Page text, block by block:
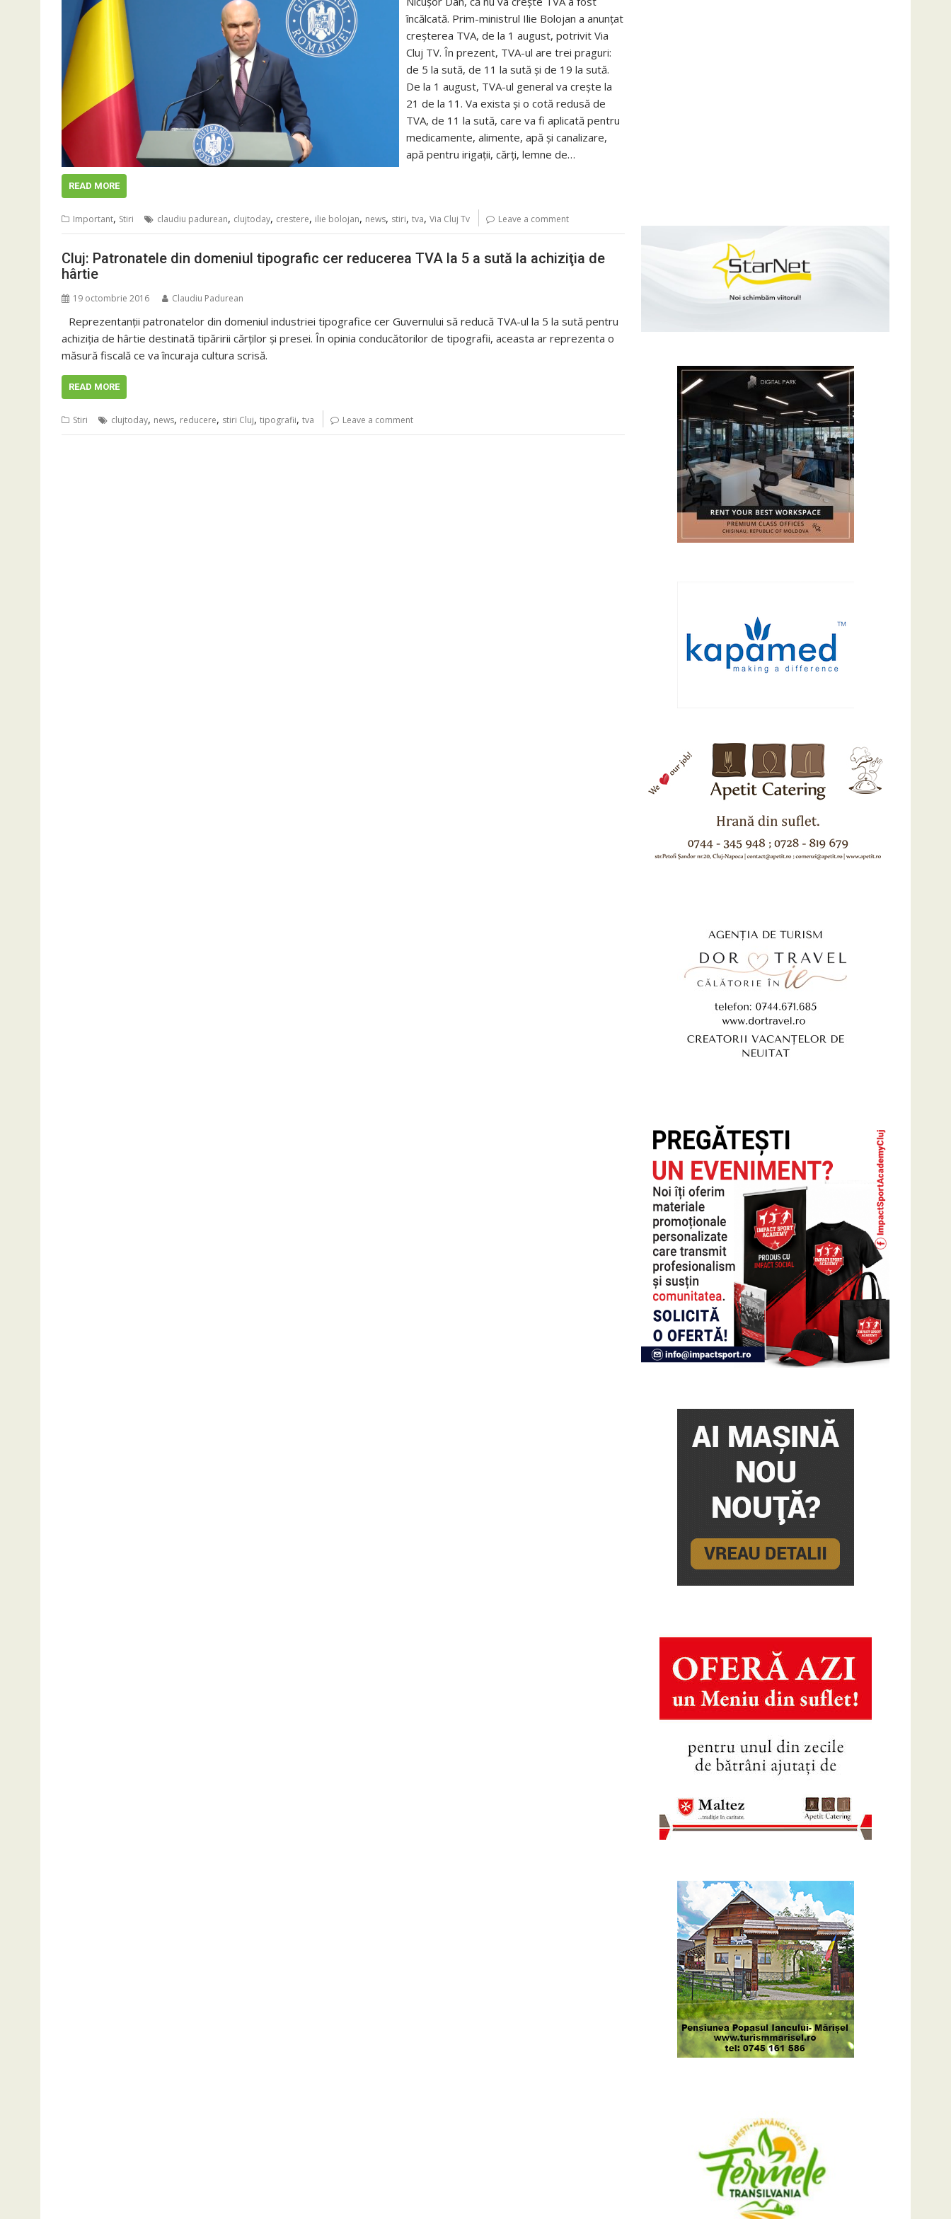
încălcată. Prim-ministrul Ilie Bolojan a anunțat
creșterea TVA, de la 1 august, potrivit Via
Cluj TV. În prezent, TVA-ul are trei praguri:
de 5 la sută, de 11 la sută și de 19 la sută.
De la 1 august, TVA-ul general va crește la
21 de la 11. Va exista și o cotă redusă de
TVA, de 11 la sută, care va fi aplicată pentru
medicamente, alimente, apă și canalizare,
apă pentru irigații, cărți, lemne de…
READ MORE
Important, Stiri claudiu padurean, clujtoday, crestere, ilie bolojan, news, stiri, tva, Via Cluj Tv Leave a comment
Cluj: Patronatele din domeniul tipografic cer reducerea TVA la 5 a sută la achiziţia de
hârtie
19 octombrie 2016 Claudiu Padurean
Reprezentanţii patronatelor din domeniul industriei tipografice cer Guvernului să reducă TVA-ul la 5 la sută pentru
achiziţia de hârtie destinată tipăririi cărţilor şi presei. În opinia conducătorilor de tipografii, aceasta ar reprezenta o
măsură fiscală ce va încuraja cultura scrisă.
READ MORE
Stiri clujtoday, news, reducere, stiri Cluj, tipografii, tva Leave a comment